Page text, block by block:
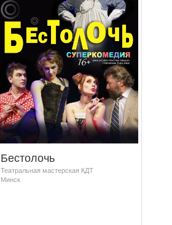
Бестолочь
Театральная мастерская КДТ
Минск